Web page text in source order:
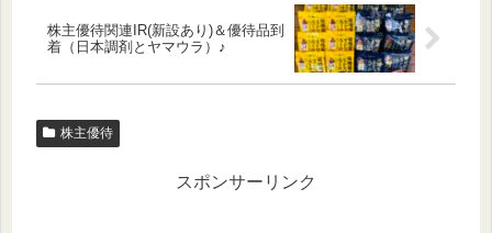
株主優待関連IR(新設あり)＆優待品到
着（日本調剤とヤマウラ）♪
株主優待
スポンサーリンク